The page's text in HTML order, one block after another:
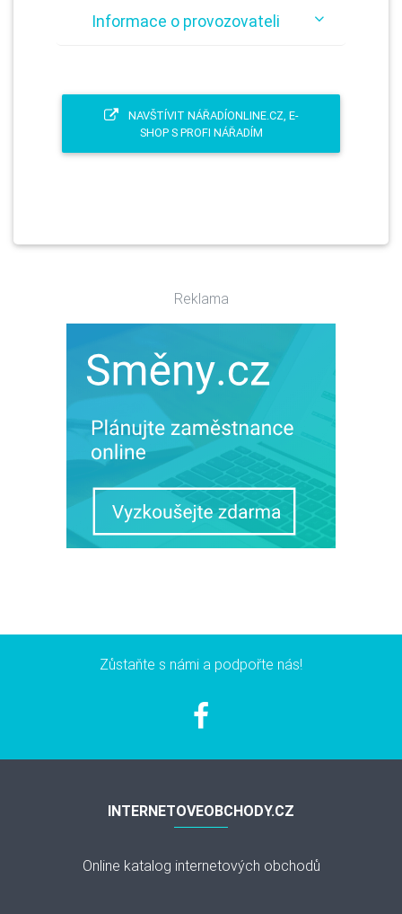
Informace o provozovateli
NAVŠTÍVIT NÁŘADÍONLINE.CZ, E-
SHOP S PROFI NÁŘADÍM
Reklama
Zůstaňte s námi a podpořte nás!
INTERNETOVEOBCHODY.CZ
Online katalog internetových obchodů